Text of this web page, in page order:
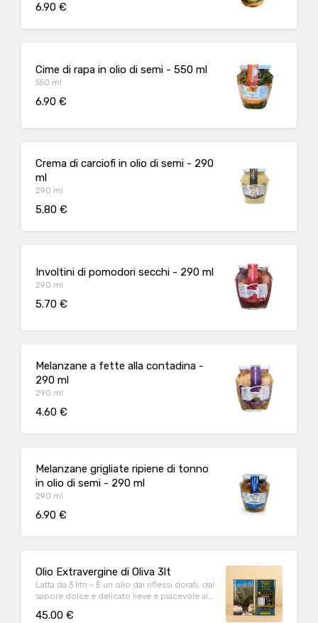
6.90 €
Cime di rapa in olio di semi - 550 ml
550 ml
6.90 €
Crema di carciofi in olio di semi - 290
ml
290 ml
5.80 €
Involtini di pomodori secchi - 290 ml
290 ml
5.70 €
Melanzane a fette alla contadina -
290 ml
290 ml
4.60 €
Melanzane grigliate ripiene di tonno
in olio di semi - 290 ml
290 ml
6.90 €
Olio Extravergine di Oliva 3lt
Latta da 3 litri - È un olio dai riflessi dorati, dal
sapore dolce e delicato lieve e piacevole al
crudo, Consigliato anche per i bambini e gli
45.00 €